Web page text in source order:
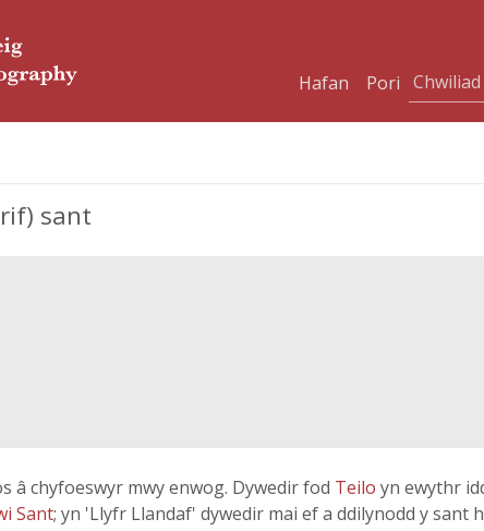
Hafan
Pori
sant
â chyfoeswyr mwy enwog. Dywedir fod Teilo yn ewythr
Sant; yn 'Llyfr Llandaf' dywedir mai ef a ddilynodd y sant